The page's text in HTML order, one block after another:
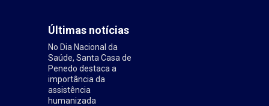
Últimas notícias
No Dia Nacional da
Saúde, Santa Casa de
Penedo destaca a
importância da
assistência
humanizada